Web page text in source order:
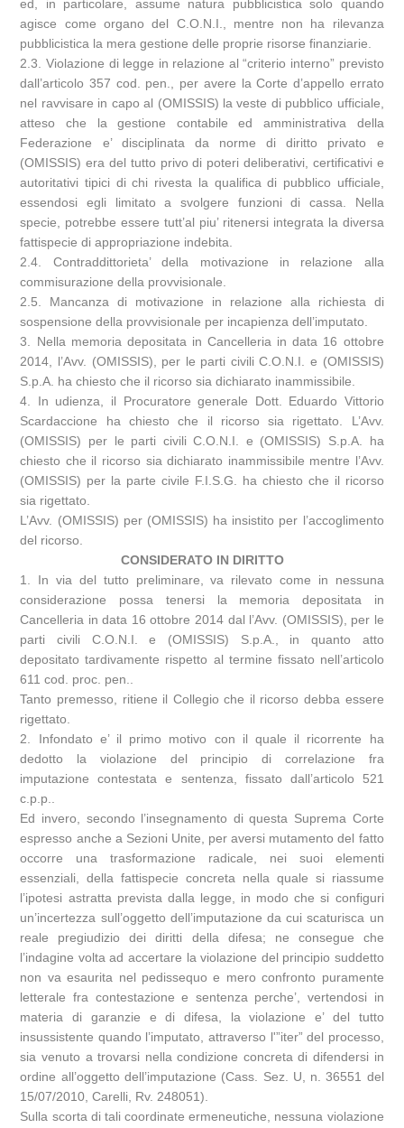
ed, in particolare, assume natura pubblicistica solo quando
agisce come organo del C.O.N.I., mentre non ha rilevanza
pubblicistica la mera gestione delle proprie risorse finanziarie.
2.3. Violazione di legge in relazione al “criterio interno” previsto
dall’articolo 357 cod. pen., per avere la Corte d’appello errato
nel ravvisare in capo al (OMISSIS) la veste di pubblico ufficiale,
atteso che la gestione contabile ed amministrativa della
Federazione e’ disciplinata da norme di diritto privato e
(OMISSIS) era del tutto privo di poteri deliberativi, certificativi e
autoritativi tipici di chi rivesta la qualifica di pubblico ufficiale,
essendosi egli limitato a svolgere funzioni di cassa. Nella
specie, potrebbe essere tutt’al piu’ ritenersi integrata la diversa
fattispecie di appropriazione indebita.
2.4. Contraddittorieta’ della motivazione in relazione alla
commisurazione della provvisionale.
2.5. Mancanza di motivazione in relazione alla richiesta di
sospensione della provvisionale per incapienza dell’imputato.
3. Nella memoria depositata in Cancelleria in data 16 ottobre
2014, l’Avv. (OMISSIS), per le parti civili C.O.N.I. e (OMISSIS)
S.p.A. ha chiesto che il ricorso sia dichiarato inammissibile.
4. In udienza, il Procuratore generale Dott. Eduardo Vittorio
Scardaccione ha chiesto che il ricorso sia rigettato. L’Avv.
(OMISSIS) per le parti civili C.O.N.I. e (OMISSIS) S.p.A. ha
chiesto che il ricorso sia dichiarato inammissibile mentre l’Avv.
(OMISSIS) per la parte civile F.I.S.G. ha chiesto che il ricorso
sia rigettato.
L’Avv. (OMISSIS) per (OMISSIS) ha insistito per l’accoglimento
del ricorso.
CONSIDERATO IN DIRITTO
1. In via del tutto preliminare, va rilevato come in nessuna
considerazione possa tenersi la memoria depositata in
Cancelleria in data 16 ottobre 2014 dal l’Avv. (OMISSIS), per le
parti civili C.O.N.I. e (OMISSIS) S.p.A., in quanto atto
depositato tardivamente rispetto al termine fissato nell’articolo
611 cod. proc. pen..
Tanto premesso, ritiene il Collegio che il ricorso debba essere
rigettato.
2. Infondato e’ il primo motivo con il quale il ricorrente ha
dedotto la violazione del principio di correlazione fra
imputazione contestata e sentenza, fissato dall’articolo 521
c.p.p..
Ed invero, secondo l’insegnamento di questa Suprema Corte
espresso anche a Sezioni Unite, per aversi mutamento del fatto
occorre una trasformazione radicale, nei suoi elementi
essenziali, della fattispecie concreta nella quale si riassume
l’ipotesi astratta prevista dalla legge, in modo che si configuri
un’incertezza sull’oggetto dell’imputazione da cui scaturisca un
reale pregiudizio dei diritti della difesa; ne consegue che
l’indagine volta ad accertare la violazione del principio suddetto
non va esaurita nel pedissequo e mero confronto puramente
letterale fra contestazione e sentenza perche’, vertendosi in
materia di garanzie e di difesa, la violazione e’ del tutto
insussistente quando l’imputato, attraverso l'”iter” del processo,
sia venuto a trovarsi nella condizione concreta di difendersi in
ordine all’oggetto dell’imputazione (Cass. Sez. U, n. 36551 del
15/07/2010, Carelli, Rv. 248051).
Sulla scorta di tali coordinate ermeneutiche, nessuna violazione